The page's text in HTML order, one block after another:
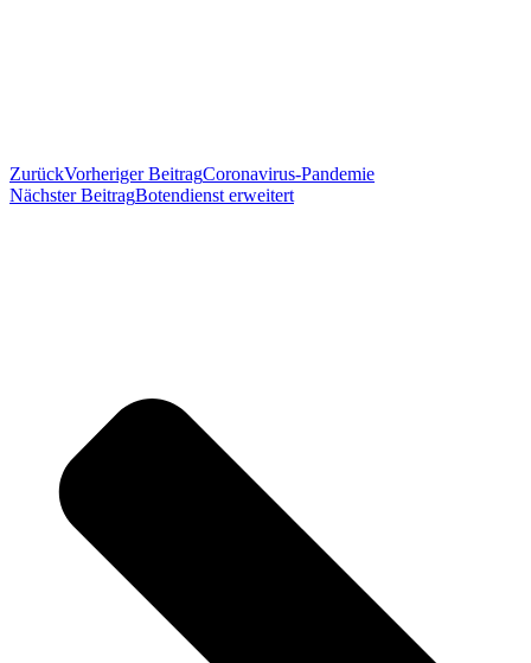
ZurückVorheriger BeitragCoronavirus-Pandemie
Nächster BeitragBotendienst erweitert